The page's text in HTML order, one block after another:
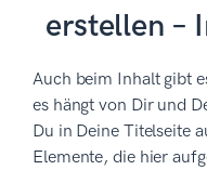
erstellen –
Auch beim Inhalt gibt
es hängt von Dir und
Du in Deine Titelseite
Elemente, die hier